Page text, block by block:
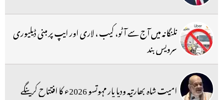
تلنگانہ میں آج سے آٹو، کیب ، لاری اور ایپ پر مبنی ڈیلیوری
سرویس بند
امیت شاہ بھارتیہ ودیا پار مہوتسو 2026ء کا افتتاح کرینگے